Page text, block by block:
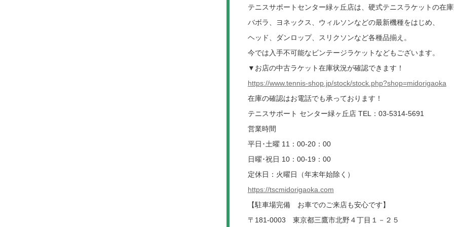
テニスサポートセンター緑ヶ丘店は、硬式テニスラケットの在庫
バボラ、ヨネックス、ウィルソンなどの最新機種をはじめ、
ヘッド、ダンロップ、スリクソンなど各種品揃え。
今では入手不可能なビンテージラケットなどもございます。
▼お店の中古ラケット在庫状況が確認できます！
https://www.tennis-shop.jp/stock/stock.php?shop=midorigaoka
在庫の確認はお電話でも承っております！
テニスサポート センター緑ヶ丘店 TEL：03-5314-5691
営業時間
平日･土曜 11：00-20：00
日曜･祝日 10：00-19：00
定休日：火曜日（年末年始除く）
https://tscmidorigaoka.com
【駐車場完備 お車でのご来店も安心です】
〒181-0003 東京都三鷹市北野４丁目１－２５